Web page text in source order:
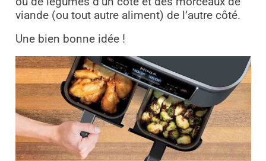
viande (ou tout autre aliment) de l’autre côté.
Une bien bonne idée !